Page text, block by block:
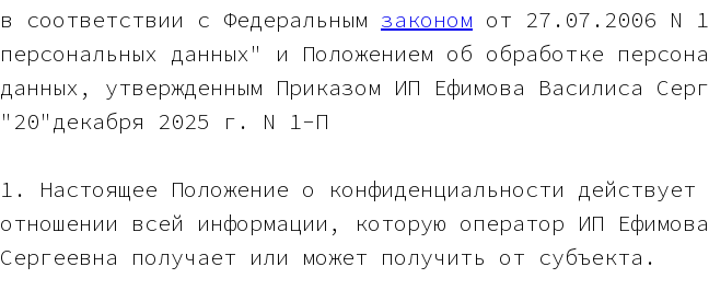
в соответствии с Федеральным законом от 27.07.2006 N
персональных данных" и Положением об обработке
данных, утвержденным Приказом ИП Ефимова Василиса
"20"декабря 2025 г. N 1-П
1. Настоящее Положение о конфиденциальности действует
отношении всей информации, которую оператор ИП
Сергеевна получает или может получить от субъекта.